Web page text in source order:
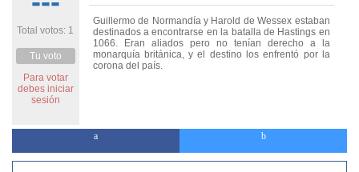
Total votos: 1
Tu voto
Para votar
debes iniciar
sesión
Guillermo de Normandía y Harold de Wessex estaban
destinados a encontrarse en la batalla de Hastings en
1066. Eran aliados pero no tenían derecho a la
monarquía británica, y el destino los enfrentó por la
corona del país.